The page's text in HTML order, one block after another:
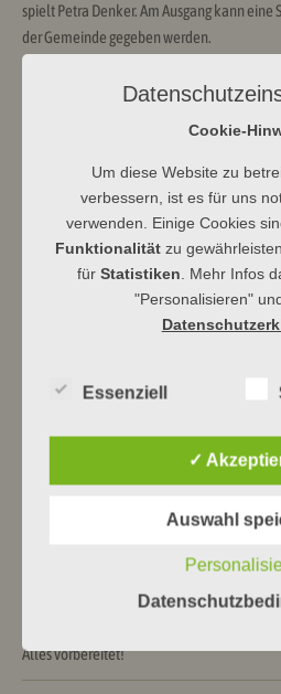
spielt Petra Denker. Am Ausgang kann eine
der Gemeinde gegeben werden.
#evangelischrundumdenwilhelmsturm
Ev Kirchengemeinde Dbg
Beitragsnavigation
Adventskonzert der Polizei in
Neueste Beiträge
Ein Haus für Drache und Bär
Alles vorbereitet!
Cookie-
Um diese Website zu
verbessern, ist es für uns
verwenden. Einige Cookies
Funktionalitätzu
für Statistiken . Mehr Infos
"Personalisieren"
Essenziell
✓
Auswahl